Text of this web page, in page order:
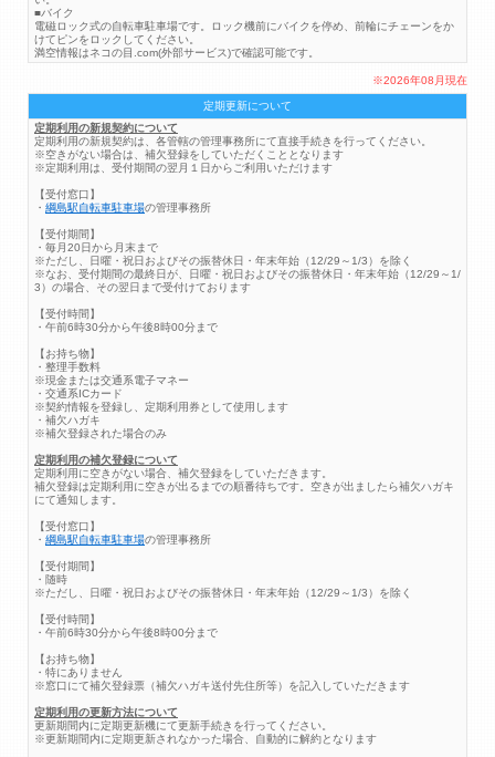
■バイク
電磁ロック式の自転車駐車場です。ロック機前にバイクを停め、前輪にチェーンをか
けてピンをロックしてください。
満空情報はネコの目.com(外部サービス)で確認可能です。
※2026年08月現在
定期更新について
定期利用の新規契約について
定期利用の新規契約は、各管轄の管理事務所にて直接手続きを行ってください。
※空きがない場合は、補欠登録をしていただくこととなります
※定期利用は、受付期間の翌月１日からご利用いただけます
【受付窓口】
・ 綱島駅自転車駐車場の管理事務所
【受付期間】
・毎月20日から月末まで
※ただし、日曜・祝日およびその振替休日・年末年始（12/29～1/3）を除く
※なお、受付期間の最終日が、日曜・祝日およびその振替休日・年末年始（12/29～1/
3）の場合、その翌日まで受付けております
【受付時間】
・午前6時30分から午後8時00分まで
【お持ち物】
・整理手数料
※現金または交通系電子マネー
・交通系ICカード
※契約情報を登録し、定期利用券として使用します
・補欠ハガキ
※補欠登録された場合のみ
定期利用の補欠登録について
定期利用に空きがない場合、補欠登録をしていただきます。
補欠登録は定期利用に空きが出るまでの順番待ちです。空きが出ましたら補欠ハガキ
にて通知します。
【受付窓口】
・ 綱島駅自転車駐車場の管理事務所
【受付期間】
・随時
※ただし、日曜・祝日およびその振替休日・年末年始（12/29～1/3）を除く
【受付時間】
・午前6時30分から午後8時00分まで
【お持ち物】
・特にありません
※窓口にて補欠登録票（補欠ハガキ送付先住所等）を記入していただきます
定期利用の更新方法について
更新期間内に定期更新機にて更新手続きを行ってください。
※更新期間内に定期更新されなかった場合、自動的に解約となります